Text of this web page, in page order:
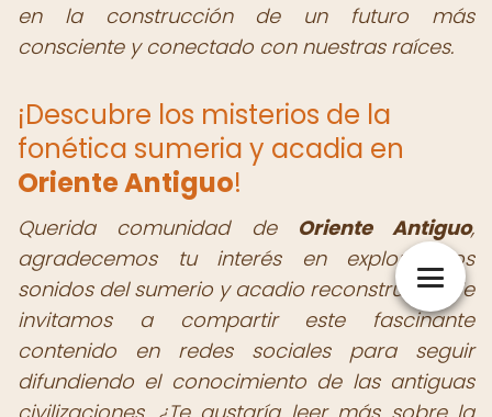
en la construcción de un futuro más
consciente y conectado con nuestras raíces.
¡Descubre los misterios de la
fonética sumeria y acadia en
Oriente Antiguo!
Querida comunidad de Oriente Antiguo,
agradecemos tu interés en explorar los
sonidos del sumerio y acadio reconstruidos. Te
invitamos a compartir este fascinante
contenido en redes sociales para seguir
difundiendo el conocimiento de las antiguas